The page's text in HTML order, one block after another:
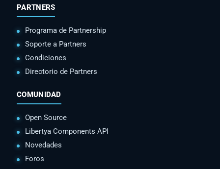
PARTNERS
Programa de Partnership
Soporte a Partners
Condiciones
Directorio de Partners
COMUNIDAD
Open Source
Libertya Components API
Novedades
Foros